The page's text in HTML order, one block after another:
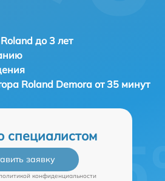
до 3 лет
Roland Demora от 35 минут
специалистом
заявку
конфиденциальности